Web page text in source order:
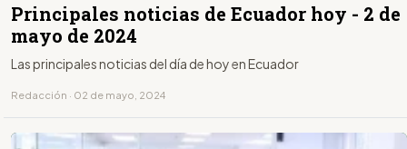
Principales noticias de Ecuador hoy - 2 de
mayo de 2024
Las principales noticias del día de hoy en Ecuador
Redacción · 02 de mayo, 2024